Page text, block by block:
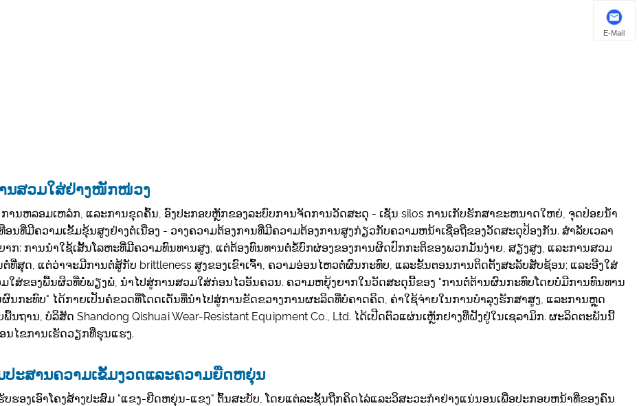
ນ​ສວມ​ໃສ່​ຢ່າງ​ໜັກ​ໜ່ວງ
ນຫລອມເຫລໍກ, ແລະການຂຸດຄົ້ນ, ອົງປະກອບຫຼັກຂອງລະບົບການຈັດການວັດສະດຸ - ເຊັ່ນ silos ການເກັບຮັກສາຂະຫນາດໃຫຍ່, ຈຸດປ່ອຍນ້ໍາ
ທີ່ມີຄວາມເຂັ້ມຂຸ້ນສູງຢ່າງຕໍ່ເນື່ອງ - ວາງຄວາມຕ້ອງການທີ່ມີຄວາມຕ້ອງການສູງກ່ຽວກັບຄວາມຫນ້າເຊື່ອຖືຂອງວັດສະດຸປ້ອງກັນ. ສໍາລັບເວລາ
ກ: ການນໍາໃຊ້ເສັ້ນໂລຫະທີ່ມີຄວາມທົນທານສູງ, ແຕ່ຕ້ອງທົນທານຕໍ່ຂໍ້ບົກຜ່ອງຂອງການຜິດປົກກະຕິຂອງພວກມັນງ່າຍ, ສຽງສູງ, ແລະການສວມ
ທີ່​ສຸດ​, ແຕ່​ວ່າ​ຈະ​ມີ​ການ​ຕໍ່​ສູ້​ກັບ brittleness ສູງ​ຂອງ​ເຂົາ​ເຈົ້າ​, ຄວາມ​ອ່ອນ​ໄຫວ​ຕໍ່​ຜົນ​ກະ​ທົບ​, ແລະ​ຂັ້ນ​ຕອນ​ການ​ຕິດ​ຕັ້ງ​ສະ​ລັບ​ສັບ​ຊ້ອນ​; ແລະອີງໃສ່
ສ່ຂອງພື້ນຜິວທີ່ບໍ່ພຽງພໍ, ນໍາໄປສູ່ການສວມໃສ່ກ່ອນໄວອັນຄວນ. ຄວາມຫຍຸ້ງຍາກໃນວັດສະດຸນີ້ຂອງ "ການຕໍ່ຕ້ານຜົນກະທົບໂດຍບໍ່ມີການທົນທານ
ກະທົບ" ໄດ້ກາຍເປັນຄໍຂວດທີ່ໂດດເດັ່ນທີ່ນໍາໄປສູ່ການຂັດຂວາງການຜະລິດທີ່ບໍ່ຄາດຄິດ, ຄ່າໃຊ້ຈ່າຍໃນການບໍາລຸງຮັກສາສູງ, ແລະການຫຼຸດ
ານ, ບໍລິສັດ Shandong Qishuai Wear-Resistant Equipment Co., Ltd. ໄດ້ເປີດຕົວແຜ່ນເຫຼັກຢາງທີ່ຝັງຢູ່ໃນເຊລາມິກ. ຜະລິດຕະພັນນີ້
ນໄຂການເຮັດວຽກທີ່ຮຸນແຮງ.
ະສານຄວາມເຂັ້ມງວດແລະຄວາມຍືດຫຍຸ່ນ
ບຮອງເອົາໂຄງສ້າງປະສົມ "ແຂງ-ຍືດຫຍຸ່ນ-ແຂງ" ຕົ້ນສະບັບ, ໂດຍແຕ່ລະຊັ້ນຖືກຄິດໄລ່ແລະວິສະວະກໍາຢ່າງແນ່ນອນເພື່ອປະກອບຫນ້າທີ່ຂອງຄົນ
E-Mail